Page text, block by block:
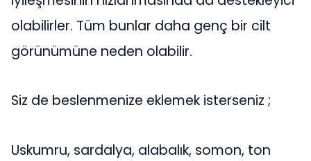
olabilirler. Tüm bunlar daha genç bir cilt
görünümüne neden olabilir.
Siz de beslenmenize eklemek isterseniz ;
Uskumru, sardalya, alabalık, somon, ton